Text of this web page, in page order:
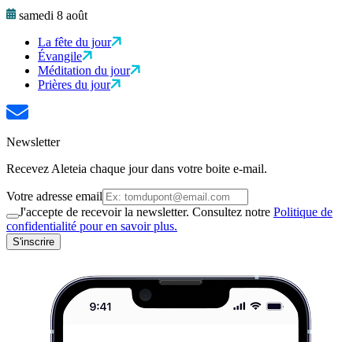
samedi 8 août
La fête du jour
Évangile
Méditation du jour
Prières du jour
Newsletter
Recevez Aleteia chaque jour dans votre boite e-mail.
Votre adresse email
J'accepte de recevoir la newsletter. Consultez notre Politique de
confidentialité pour en savoir plus.
S'inscrire